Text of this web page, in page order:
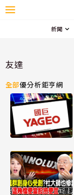
新聞
友達
全部優分析鉅亨網